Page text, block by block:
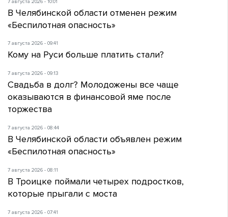
7 августа 2026 - 10:01
В Челябинской области отменен режим
«Беспилотная опасность»
7 августа 2026 - 09:41
Кому на Руси больше платить стали?
7 августа 2026 - 09:13
Свадьба в долг? Молодожены все чаще
оказываются в финансовой яме после
торжества
7 августа 2026 - 08:44
В Челябинской области объявлен режим
«Беспилотная опасность»
7 августа 2026 - 08:11
В Троицке поймали четырех подростков,
которые прыгали с моста
7 августа 2026 - 07:41